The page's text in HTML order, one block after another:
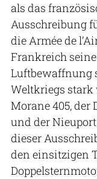
als das
Ausschreibung
die Armée de
Frankreich
Luftbewaffnung
Weltkriegs stark
Morane 405, der
und der Nieuport
dieser
den einsitzigen